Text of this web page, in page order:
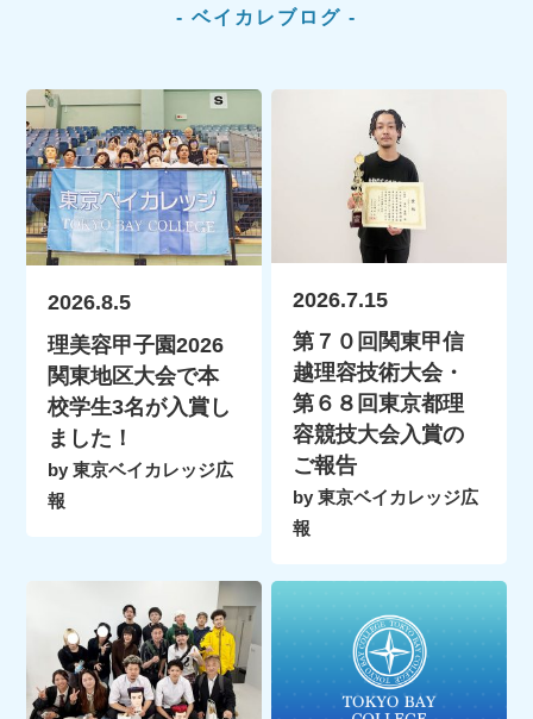
- ベイカレブログ -
2026.8.5
理美容甲子園2026
関東地区大会で本
校学生3名が入賞し
ました！
by 東京ベイカレッジ広
報
2026.7.15
第７０回関東甲信
越理容技術大会・
第６８回東京都理
容競技大会入賞の
ご報告
by 東京ベイカレッジ広
報